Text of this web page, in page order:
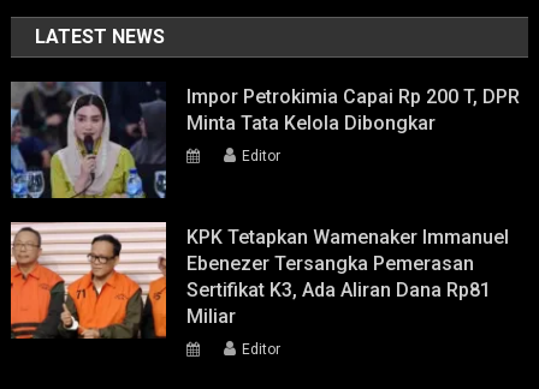
LATEST NEWS
Impor Petrokimia Capai Rp 200 T, DPR
Minta Tata Kelola Dibongkar
Editor
KPK Tetapkan Wamenaker Immanuel
Ebenezer Tersangka Pemerasan
Sertifikat K3, Ada Aliran Dana Rp81
Miliar
Editor